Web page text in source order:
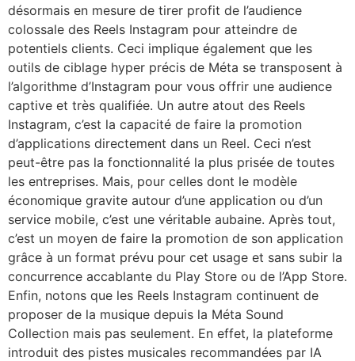
désormais en mesure de tirer profit de l’audience
colossale des Reels Instagram pour atteindre de
potentiels clients. Ceci implique également que les
outils de ciblage hyper précis de Méta se transposent à
l’algorithme d’Instagram pour vous offrir une audience
captive et très qualifiée. Un autre atout des Reels
Instagram, c’est la capacité de faire la promotion
d’applications directement dans un Reel. Ceci n’est
peut-être pas la fonctionnalité la plus prisée de toutes
les entreprises. Mais, pour celles dont le modèle
économique gravite autour d’une application ou d’un
service mobile, c’est une véritable aubaine. Après tout,
c’est un moyen de faire la promotion de son application
grâce à un format prévu pour cet usage et sans subir la
concurrence accablante du Play Store ou de l’App Store.
Enfin, notons que les Reels Instagram continuent de
proposer de la musique depuis la Méta Sound
Collection mais pas seulement. En effet, la plateforme
introduit des pistes musicales recommandées par IA